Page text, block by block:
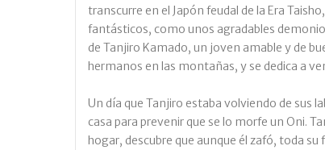
transcurre en el Japón feudal de la Era
fantásticos, como unos agradables
de Tanjiro Kamado, un joven amable y de
hermanos en las montañas, y se dedica a
Un día que Tanjiro estaba volviendo de sus
casa para prevenir que se lo morfe un Oni.
hogar, descubre que aunque él zafó, toda